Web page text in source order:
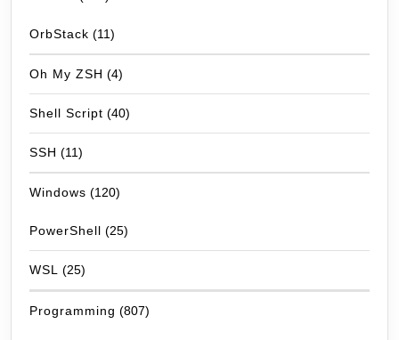
OrbStack (11)
Oh My ZSH (4)
Shell Script (40)
SSH (11)
Windows (120)
PowerShell (25)
WSL (25)
Programming (807)